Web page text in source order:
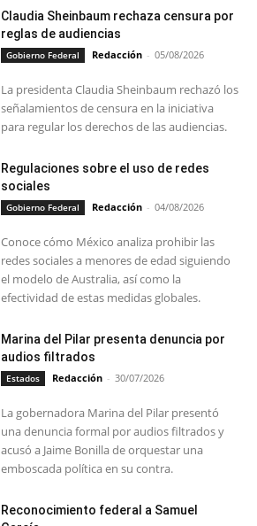
Claudia Sheinbaum rechaza censura por
reglas de audiencias
Gobierno Federal Redacción - 05/08/2026
La presidenta Claudia Sheinbaum rechazó los
señalamientos de censura en la iniciativa
para regular los derechos de las audiencias.
Regulaciones sobre el uso de redes
sociales
Gobierno Federal Redacción - 04/08/2026
Conoce cómo México analiza prohibir las
redes sociales a menores de edad siguiendo
el modelo de Australia, así como la
efectividad de estas medidas globales.
Marina del Pilar presenta denuncia por
audios filtrados
Estados Redacción - 30/07/2026
La gobernadora Marina del Pilar presentó
una denuncia formal por audios filtrados y
acusó a Jaime Bonilla de orquestar una
emboscada política en su contra.
Reconocimiento federal a Samuel